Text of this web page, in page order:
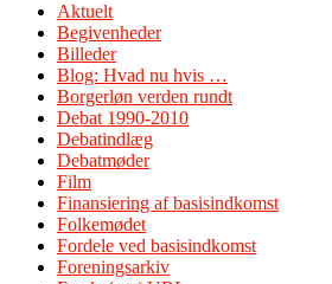
Aktuelt
Begivenheder
Billeder
Blog: Hvad nu hvis …
Borgerløn verden rundt
Debat 1990-2010
Debatindlæg
Debatmøder
Film
Finansiering af basisindkomst
Folkemødet
Fordele ved basisindkomst
Foreningsarkiv